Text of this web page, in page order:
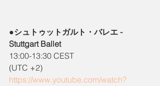
●シュトゥットガルト・バレエ -
Stuttgart Ballet
13:00-13:30 CEST
(UTC +2)
https://www.youtube.com/watch?